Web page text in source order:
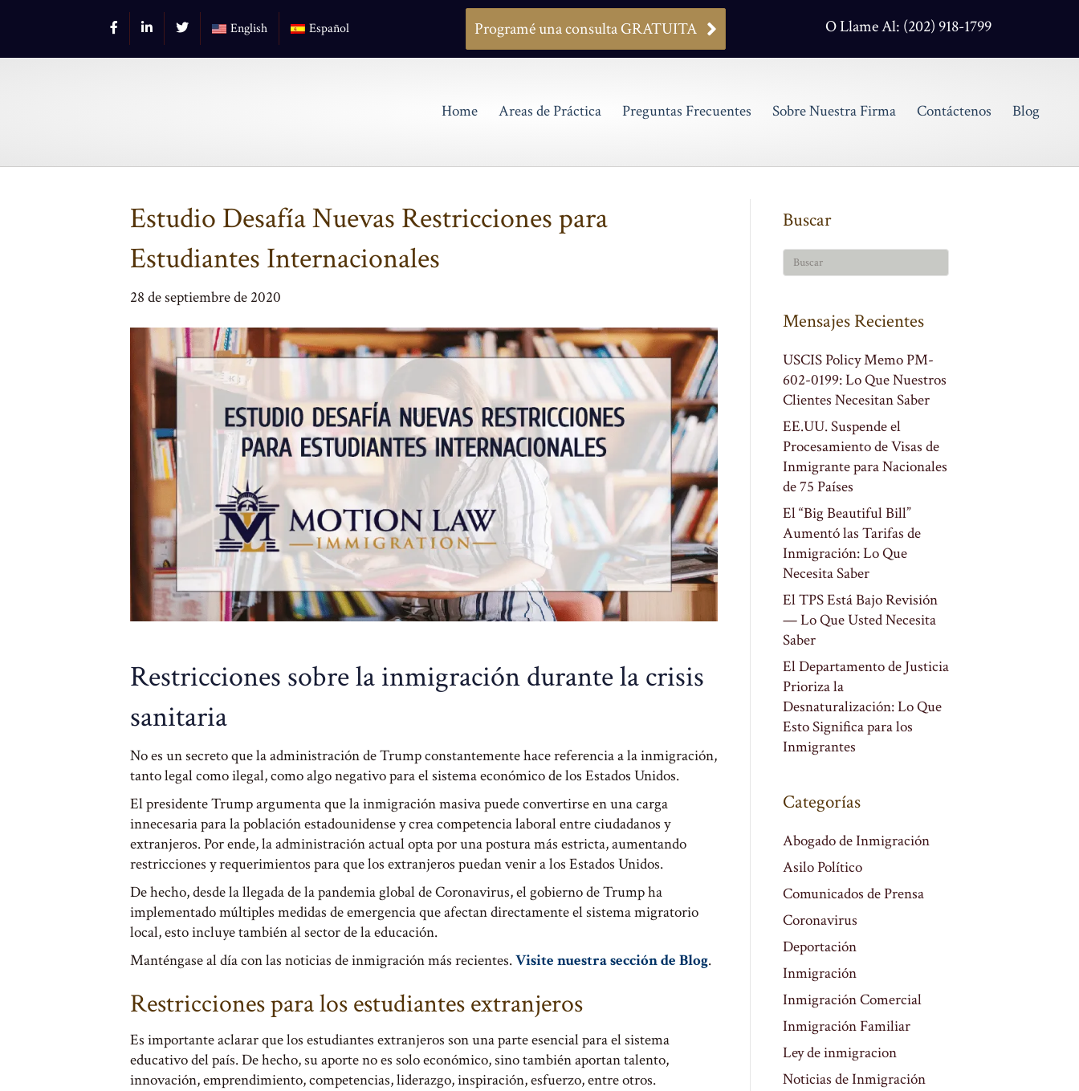
English Español Programé una consulta GRATUITA O Llame Al: (202) 918-1799
Home Areas de Práctica Preguntas Frecuentes Sobre Nuestra Firma Contáctenos Blog
Estudio Desafía Nuevas Restricciones para
Estudiantes Internacionales
28 de septiembre de 2020
Restricciones sobre la inmigración durante la crisis
sanitaria
No es un secreto que la administración de Trump constantemente hace referencia a la inmigración,
tanto legal como ilegal, como algo negativo para el sistema económico de los Estados Unidos.
El presidente Trump argumenta que la inmigración masiva puede convertirse en una carga
innecesaria para la población estadounidense y crea competencia laboral entre ciudadanos y
extranjeros. Por ende, la administración actual opta por una postura más estricta, aumentando
restricciones y requerimientos para que los extranjeros puedan venir a los Estados Unidos.
De hecho, desde la llegada de la pandemia global de Coronavirus, el gobierno de Trump ha
implementado múltiples medidas de emergencia que afectan directamente el sistema migratorio
local, esto incluye también al sector de la educación.
Manténgase al día con las noticias de inmigración más recientes.Visite nuestra sección de Blog.
Restricciones para los estudiantes extranjeros
Es importante aclarar que los estudiantes extranjeros son una parte esencial para el sistema
educativo del país. De hecho, su aporte no es solo económico, sino también aportan talento,
innovación, emprendimiento, competencias, liderazgo, inspiración, esfuerzo, entre otros.
Buscar
Mensajes Recientes
USCIS Policy Memo PM-
602-0199: Lo Que Nuestros
Clientes Necesitan Saber
EE.UU. Suspende el
Procesamiento de Visas de
Inmigrante para Nacionales
de 75 Países
El “Big Beautiful Bill”
Aumentó las Tarifas de
Inmigración: Lo Que
Necesita Saber
El TPS Está Bajo Revisión
— Lo Que Usted Necesita
Saber
El Departamento de Justicia
Prioriza la
Desnaturalización: Lo Que
Esto Significa para los
Inmigrantes
Categorías
Abogado de Inmigración
Asilo Político
Comunicados de Prensa
Coronavirus
Deportación
Inmigración
Inmigración Comercial
Inmigración Familiar
Ley de inmigracion
Noticias de Inmigración